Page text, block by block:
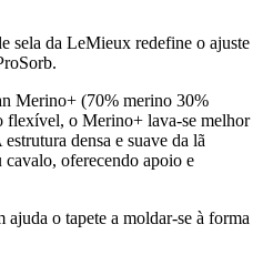
sela da LeMieux redefine o ajuste
Merino+ (70% merino 30%
flexível, o Merino+ lava-se melhor
densa e suave da lã
cavalo, oferecendo apoio e
o tapete a moldar-se à forma